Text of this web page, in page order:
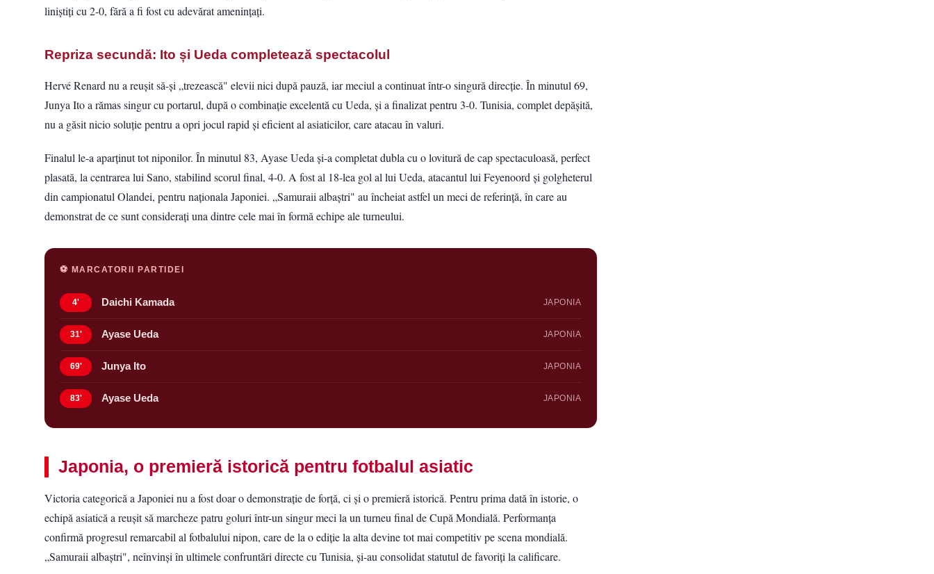
liniștiți cu 2-0, fără a fi fost cu adevărat amenințați.
Repriza secundă: Ito și Ueda completează spectacolul
Hervé Renard nu a reușit să-și „trezească" elevii nici după pauză, iar meciul a continuat într-o singură direcție. În minutul 69,
Junya Ito a rămas singur cu portarul, după o combinație excelentă cu Ueda, și a finalizat pentru 3-0. Tunisia, complet depășită,
nu a găsit nicio soluție pentru a opri jocul rapid și eficient al asiaticilor, care atacau în valuri.
Finalul le-a aparținut tot niponilor. În minutul 83, Ayase Ueda și-a completat dubla cu o lovitură de cap spectaculoasă, perfect
plasată, la centrarea lui Sano, stabilind scorul final, 4-0. A fost al 18-lea gol al lui Ueda, atacantul lui Feyenoord și golgheterul
din campionatul Olandei, pentru naționala Japoniei. „Samuraii albaștri" au încheiat astfel un meci de referință, în care au
demonstrat de ce sunt considerați una dintre cele mai în formă echipe ale turneului.
⚽ MARCATORII PARTIDEI
4' Daichi Kamada JAPONIA
31' Ayase Ueda JAPONIA
69' Junya Ito JAPONIA
83' Ayase Ueda JAPONIA
Japonia, o premieră istorică pentru fotbalul asiatic
Victoria categorică a Japoniei nu a fost doar o demonstrație de forță, ci și o premieră istorică. Pentru prima dată în istorie, o
echipă asiatică a reușit să marcheze patru goluri într-un singur meci la un turneu final de Cupă Mondială. Performanța
confirmă progresul remarcabil al fotbalului nipon, care de la o ediție la alta devine tot mai competitiv pe scena mondială.
„Samuraii albaștri", neînvinși în ultimele confruntări directe cu Tunisia, și-au consolidat statutul de favoriți la calificare.